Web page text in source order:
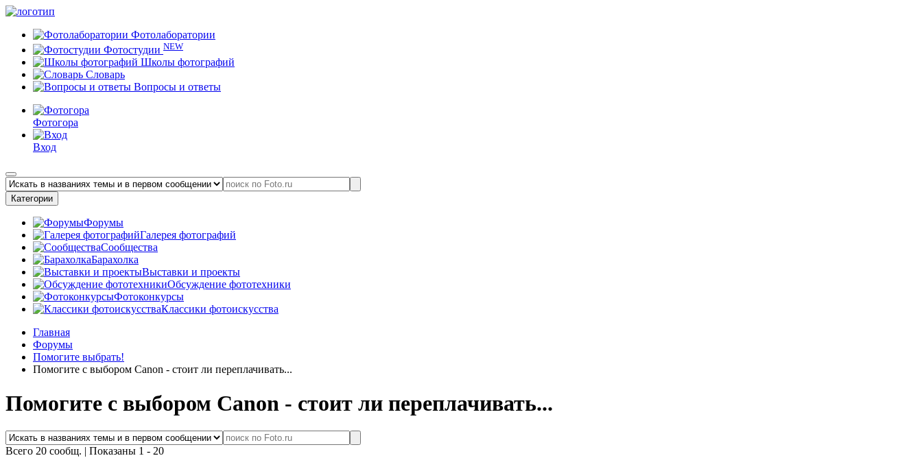
Фотолаборатории
Фотостудии NEW
Школы фотографий
Словарь
Вопросы и ответы
Фотогора
Вход
Категории
Форумы
Галерея фотографий
Сообщества
Барахолка
Выставки и проекты
Обсуждение фототехники
Фотоконкурсы
Классики фотоискусства
Главная
Форумы
Помогите выбрать!
Помогите с выбором Canon - стоит ли переплачивать...
Помогите с выбором Canon - стоит ли переплачивать...
Всего 20 сообщ. | Показаны 1 - 20